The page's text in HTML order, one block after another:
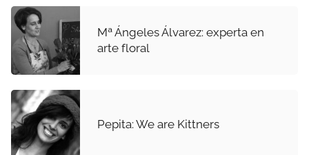
Mª Ángeles Álvarez: experta en
arte floral
Pepita: We are Kittners